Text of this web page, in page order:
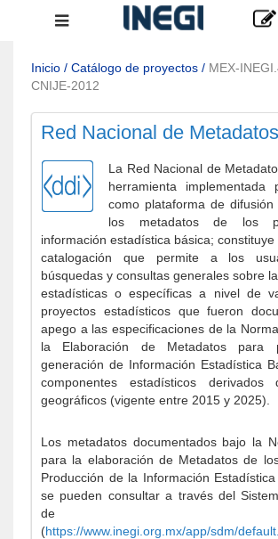
Menú
navegación
Inicio / Catálogo de proyectos / MEX-
CNIJE-2012
Red Nacional de Metadatos
La Red Nacional de
herramienta implementada
como plataforma de
los metadatos de los
información estadística básica;
catalogación que permite a los
búsquedas y consultas generales sobre
estadísticas o específicas a nivel de
proyectos estadísticos que fueron
apego a las especificaciones de la
la Elaboración de Metadatos para
generación de Información Estadística
componentes estadísticos derivados
geográficos (vigente entre 2015 y 2025).
Los metadatos documentados bajo la
para la elaboración de Metadatos de
Producción de la Información Estadística
se pueden consultar a través del
de
(https://www.inegi.org.mx/app/sdm/